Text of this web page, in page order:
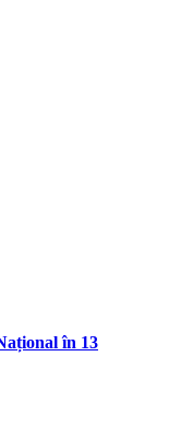
în 13